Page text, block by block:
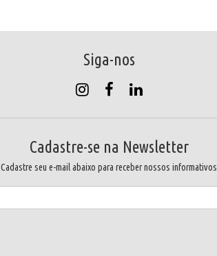
Siga-nos
Cadastre-se na Newsletter
Cadastre seu e-mail abaixo para receber nossos informativos